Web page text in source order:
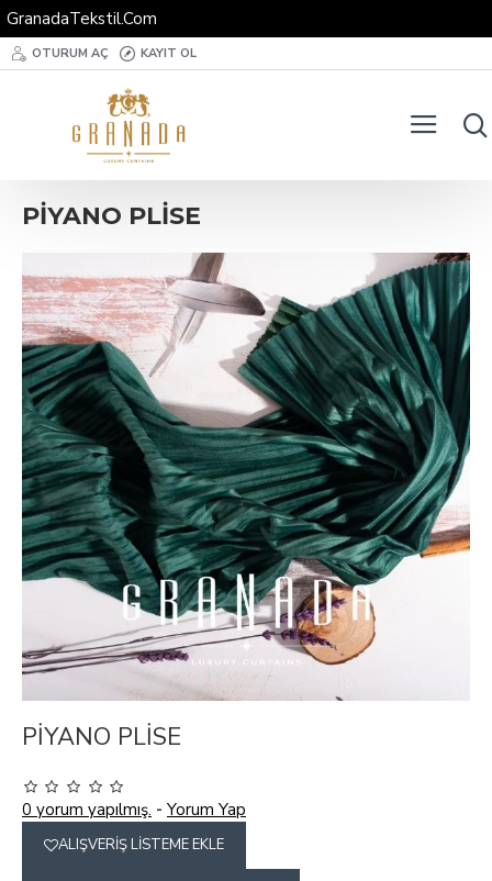
GranadaTekstil.Com
OTURUM AÇ KAYIT OL
PİYANO PLİSE
PİYANO PLİSE
0 yorum yapılmış. - Yorum Yap
ALIŞVERIŞ LISTEME EKLE